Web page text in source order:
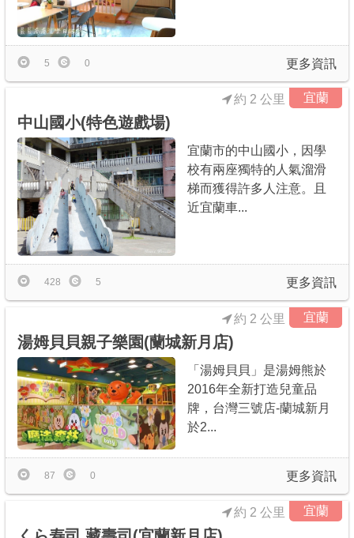
更多資訊
5 0
宜蘭
中山國小(特色遊戲場)
約 2 公里
宜蘭市的中山國小，因學
校有兩座獨特的人氣溜滑
梯而獲得許多人注意。且
近宜蘭車...
更多資訊
428 5
宜蘭
湯姆貝貝親子樂園(蘭城新月店)
約 2 公里
「湯姆貝貝」是湯姆熊於
2016年全新打造兒童品
牌，台灣三號店-蘭城新月
於2...
更多資訊
87 0
宜蘭
約 2 公里